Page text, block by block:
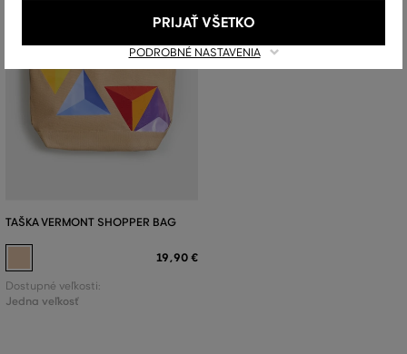
TAŠKA VERMONT SHOPPER BAG
19,90 €
Dostupné veľkosti:
Jedna veľkosť
PODROBNÉ NASTAVENIA
PRIJAŤ VŠETKO